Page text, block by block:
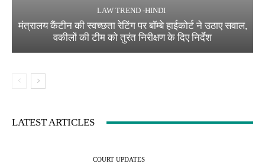
LAW TREND -HINDI
मंत्रालय कैंटीन की स्वच्छता रेटिंग पर बॉम्बे हाईकोर्ट ने उठाए सवाल,
वकीलों की टीम को तुरंत निरीक्षण के दिए निर्देश
LATEST ARTICLES
COURT UPDATES